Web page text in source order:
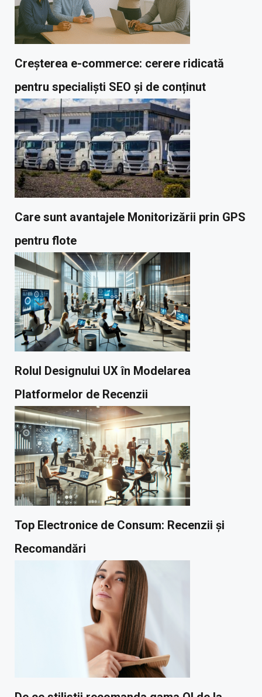
Creșterea e-commerce: cerere ridicată
pentru specialiști SEO și de conținut
Care sunt avantajele Monitorizării prin GPS
pentru flote
Rolul Designului UX în Modelarea
Platformelor de Recenzii
Top Electronice de Consum: Recenzii și
Recomandări